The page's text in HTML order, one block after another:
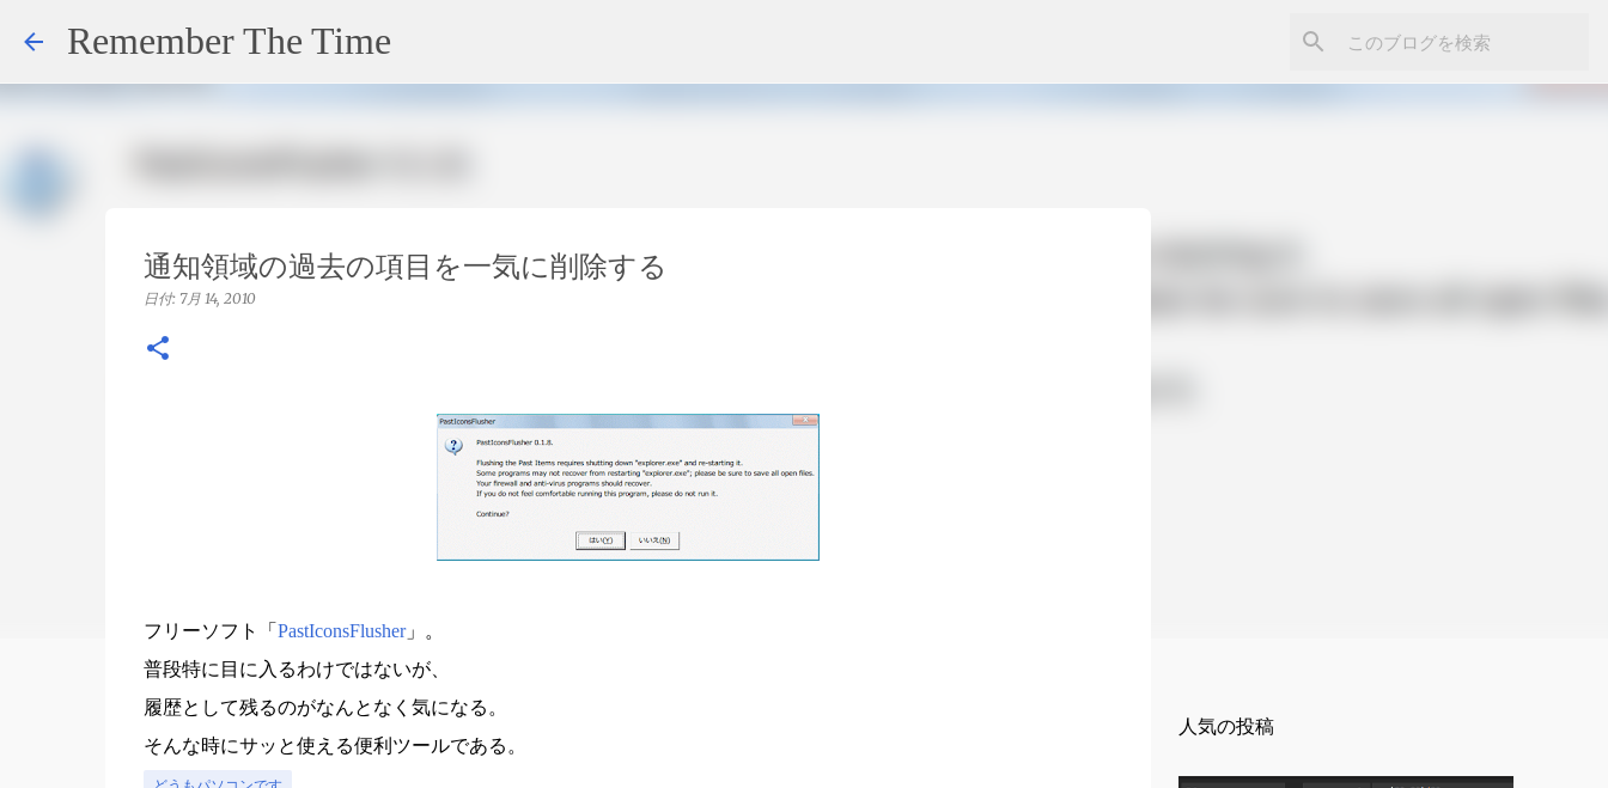
Remember The Time
通知領域の過去の項目を一気に削除する
日付: 7月 14, 2010
フリーソフト「 PastIconsFlusher」。
普段特に目に入るわけではないが、
履歴として残るのがなんとなく気になる。
そんな時にサッと使える便利ツールである。
人気の投稿